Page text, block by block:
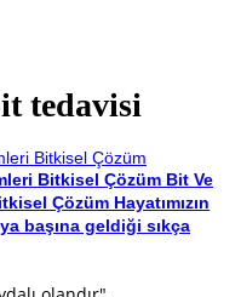
tedavisi
Bitkisel Çözüm Bit Ve
Çözüm Hayatımızın
başına geldiği sıkça